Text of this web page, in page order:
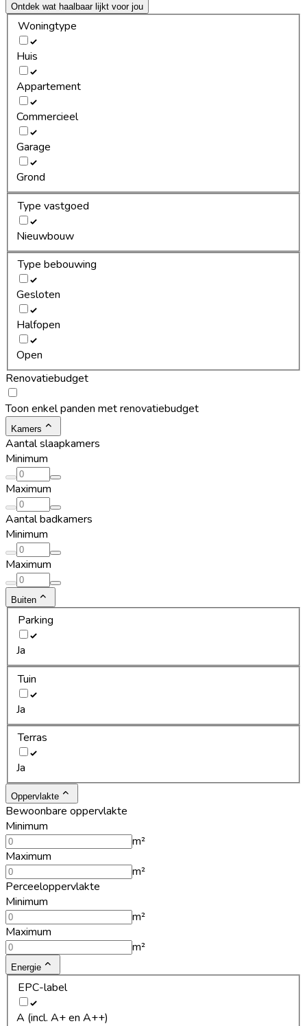
Ontdek wat haalbaar lijkt voor jou
Woningtype
Huis
Appartement
Commercieel
Garage
Grond
Type vastgoed
Nieuwbouw
Type bebouwing
Gesloten
Halfopen
Open
Renovatiebudget
Toon enkel panden met renovatiebudget
Kamers
Aantal slaapkamers
Minimum
Maximum
Aantal badkamers
Minimum
Maximum
Buiten
Parking
Ja
Tuin
Ja
Terras
Ja
Oppervlakte
Bewoonbare oppervlakte
Minimum
m²
Maximum
m²
Perceeloppervlakte
Minimum
m²
Maximum
m²
Energie
EPC-label
A (incl. A+ en A++)